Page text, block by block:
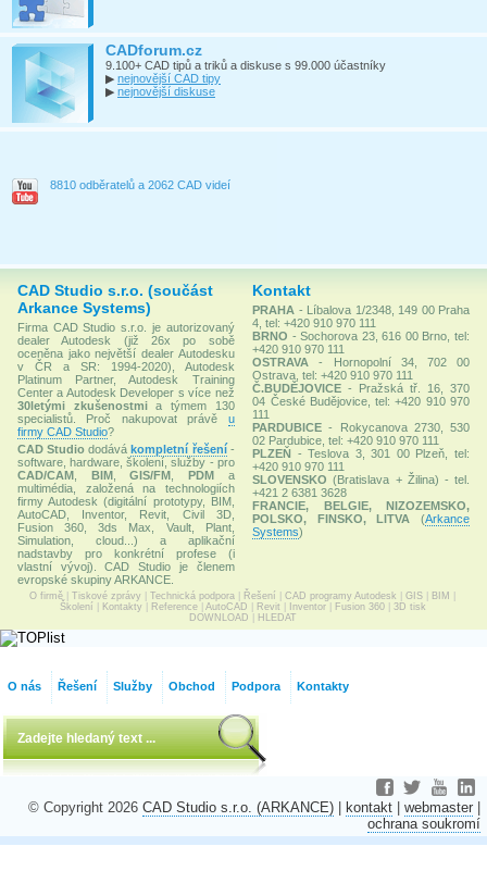
CADforum.cz
9.100+ CAD tipů a triků a diskuse s 99.000 účastníky
▶ nejnovější CAD tipy
▶ nejnovější diskuse
8810 odběratelů a 2062 CAD videí
CAD Studio s.r.o. (součást
Arkance Systems)
Firma CAD Studio s.r.o. je autorizovaný
dealer Autodesk (již 26x po sobě
oceněna jako největší dealer Autodesku
v ČR a SR: 1994-2020), Autodesk
Platinum Partner, Autodesk Training
Center a Autodesk Developer s více než
30letými zkušenostmia týmem 130
specialistů. Proč nakupovat právě u
firmy CAD Studio?
CAD Studio dodávákompletní řešení-
software, hardware, školení, služby - pro
CAD/CAM
BIM,GIS/FM ,PDM a
multimédia, založená na technologiích
firmy Autodesk (digitální prototypy, BIM,
AutoCAD, Inventor, Revit, Civil 3D,
Fusion 360, 3ds Max, Vault, Plant,
Simulation, cloud...) a aplikační
nadstavby pro konkrétní profese (i
vlastní vývoj). CAD Studio je členem
evropské skupiny ARKANCE.
Kontakt
PRAHA - Líbalova 1/2348, 149 00 Praha
4, tel: +420 910 970 111
BRNO - Sochorova 23, 616 00 Brno, tel:
+420 910 970 111
OSTRAVA
- Hornopolní 34, 702 00
Ostrava, tel: +420 910 970 111
Č.BUDĚJOVICE - Pražská tř. 16, 370
04 České Budějovice, tel: +420 910 970
111
PARDUBICE - Rokycanova 2730, 530
02 Pardubice, tel: +420 910 970 111
PLZEŇ - Teslova 3, 301 00 Plzeň, tel:
+420 910 970 111
SLOVENSKO (Bratislava + Žilina) - tel.
+421 2 6381 3628
FRANCIE, BELGIE, NIZOZEMSKO,
POLSKO, FINSKO, LITVA
(Arkance
Systems)
O firmě Tiskové zprávy Technická podpora Řešení CAD programy Autodesk GIS BIM
Školení
Kontakty Reference| AutoCAD Revit Inventor| Fusion 360| 3D tisk
DOWNLOAD
HLEDAT
O nás Řešení Služby Obchod Podpora Kontakty
© Copyright 2026 CAD Studio s.r.o. (ARKANCE) kontakt webmaster
ochrana soukromí